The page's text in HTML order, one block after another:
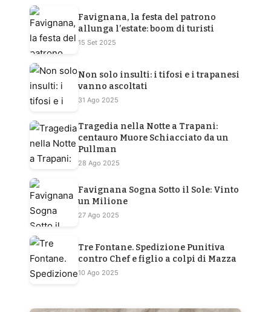
Favignana, la festa del patrono
allunga l’estate: boom di turisti
15 Set 2025
Non solo insulti: i tifosi e i trapanesi
vanno ascoltati
31 Ago 2025
Tragedia nella Notte a Trapani:
centauro Muore Schiacciato da un
Pullman
28 Ago 2025
Favignana Sogna Sotto il Sole: Vinto
un Milione
27 Ago 2025
Tre Fontane. Spedizione Punitiva
contro Chef e figlio a colpi di Mazza
10 Ago 2025